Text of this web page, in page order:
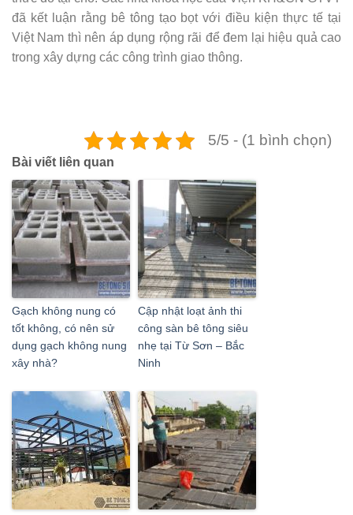
đã kết luận rằng bê tông tạo bọt với điều kiện thực tế tại
Việt Nam thì nên áp dụng rộng rãi để đem lại hiệu quả cao
trong xây dựng các công trình giao thông.
5/5 - (1 bình chọn)
Bài viết liên quan
Gạch không nung có
tốt không, có nên sử
dụng gạch không nung
xây nhà?
Cập nhật loạt ảnh thi
công sàn bê tông siêu
nhẹ tại Từ Sơn – Bắc
Ninh